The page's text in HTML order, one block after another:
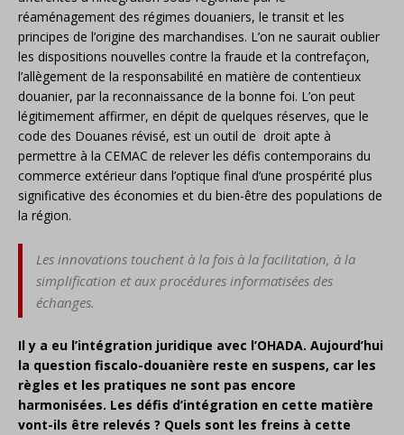
réaménagement des régimes douaniers, le transit et les
principes de l’origine des marchandises. L’on ne saurait oublier
les dispositions nouvelles contre la fraude et la contrefaçon,
l’allègement de la responsabilité en matière de contentieux
douanier, par la reconnaissance de la bonne foi. L’on peut
légitimement affirmer, en dépit de quelques réserves, que le
code des Douanes révisé, est un outil de droit apte à
permettre à la CEMAC de relever les défis contemporains du
commerce extérieur dans l’optique final d’une prospérité plus
significative des économies et du bien-être des populations de
la région.
Les innovations touchent à la fois à la facilitation, à la
simplification et aux procédures informatisées des
échanges.
Il y a eu l’intégration juridique avec l’OHADA. Aujourd’hui
la question fiscalo-douanière reste en suspens, car les
règles et les pratiques ne sont pas encore
harmonisées. Les défis d’intégration en cette matière
vont-ils être relevés ? Quels sont les freins à cette